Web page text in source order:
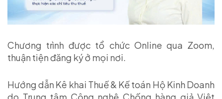
Chương trình được tổ chức Online qua Zoom,
thuận tiện đăng ký ở mọi nơi.
Hướng dẫn Kê khai Thuế & Kế toán Hộ Kinh Doanh